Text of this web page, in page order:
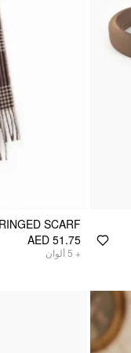
SCARF
AED 51.75
+
5ألوان